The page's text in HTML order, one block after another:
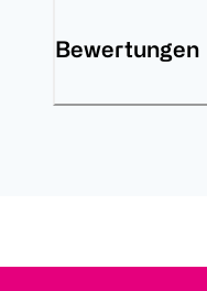
Bewertungen